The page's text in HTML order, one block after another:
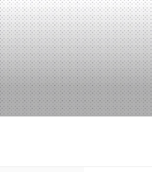
Skip
to
content